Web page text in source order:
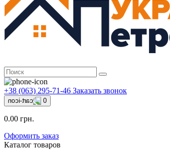
+38 (063) 295-71-46 Заказать звонок
0
0.00 грн.
Оформить заказ
Каталог товаров